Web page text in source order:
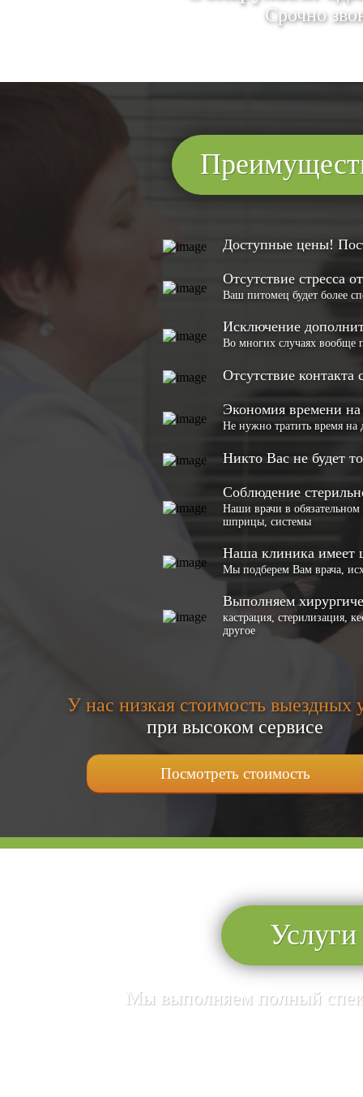
Срочно
Доступные цены!
Отсутствие стресса
Ваш питомец будет более
Исключение
Во многих случаях вообще
Отсутствие
Экономия времени на
Не нужно тратить время
Никто Вас не будет
Соблюдение
Наши врачи в
шприцы, системы
Наша клиника имеет
Мы подберем Вам врача,
Выполняем
кастрация, стерилизация,
другое
У нас низкая стоимость выездных
при высоком сервисе
Посмотреть стоимость
Мы выполняем полный